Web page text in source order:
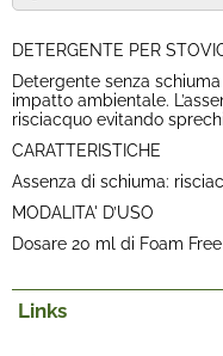
DETERGENTE PER
Detergente senza
impatto ambientale.
risciacquo evitando
CARATTERISTICHE
Assenza di schiuma:
MODALITA' D’USO
Dosare 20 ml di Foam
Links